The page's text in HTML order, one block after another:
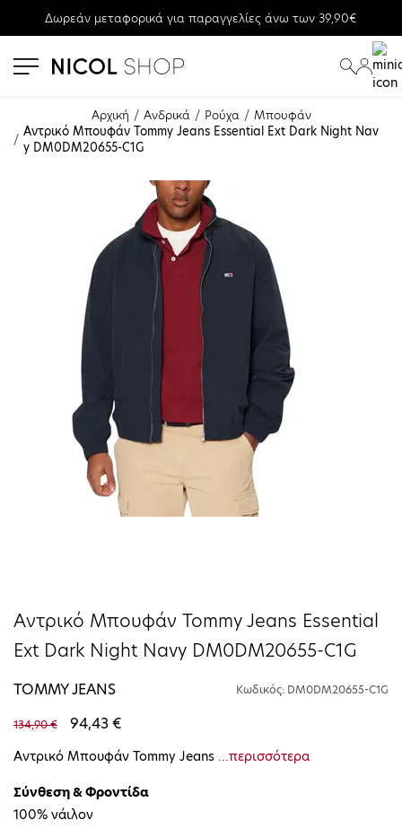
Δωρεάν μεταφορικά για παραγγελίες άνω των 39,90€
Αρχική Ανδρικά Ρούχα
Μπουφάν
Αντρικό Μπουφάν Tommy Jeans Essential Ext Dark Night Nav
y DM0DM20655-C1G
Αντρικό Μπουφάν Tommy Jeans Essential
Ext Dark Night Navy DM0DM20655-C1G
TOMMY JEANS Κωδικός: DM0DM20655-C1G
134,90 € 94,43 €
Αντρικό Μπουφάν Tommy Jeans ...περισσότερα
Σύνθεση & Φροντίδα
100% νάιλον